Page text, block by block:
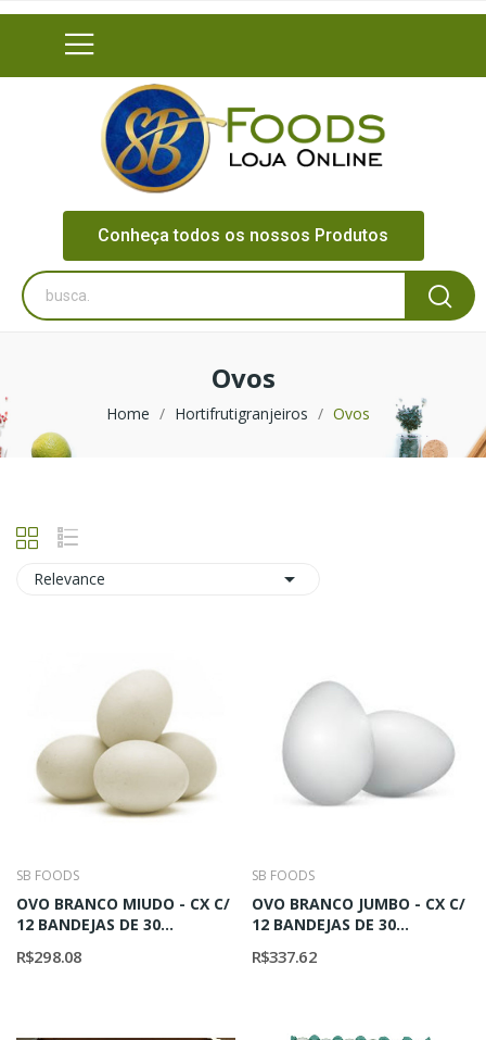
Conheça todos os nossos Produtos
Ovos
Home Hortifrutigranjeiros Ovos
Relevance 
SB FOODS
OVO BRANCO MIUDO - CX C/
12 BANDEJAS DE 30...
R$298.08
SB FOODS
OVO BRANCO JUMBO - CX C/
12 BANDEJAS DE 30...
R$337.62